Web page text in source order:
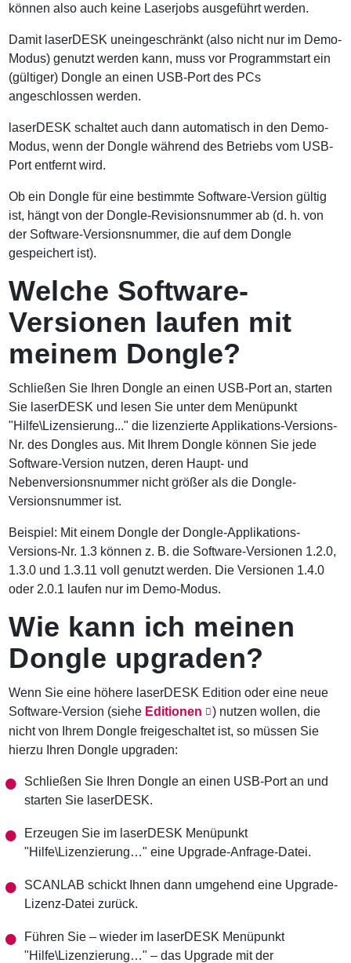
können also auch keine Laserjobs ausgeführt werden.
Damit laserDESK uneingeschränkt (also nicht nur im Demo-
Modus) genutzt werden kann, muss vor Programmstart ein
(gültiger) Dongle an einen USB-Port des PCs
angeschlossen werden.
laserDESK schaltet auch dann automatisch in den Demo-
Modus, wenn der Dongle während des Betriebs vom USB-
Port entfernt wird.
Ob ein Dongle für eine bestimmte Software-Version gültig
ist, hängt von der Dongle-Revisionsnummer ab (d. h. von
der Software-Versionsnummer, die auf dem Dongle
gespeichert ist).
Welche Software-
Versionen laufen mit
meinem Dongle?
Schließen Sie Ihren Dongle an einen USB-Port an, starten
Sie laserDESK und lesen Sie unter dem Menüpunkt
"Hilfe\Lizensierung..." die lizenzierte Applikations-Versions-
Nr. des Dongles aus. Mit Ihrem Dongle können Sie jede
Software-Version nutzen, deren Haupt- und
Nebenversionsnummer nicht größer als die Dongle-
Versionsnummer ist.
Beispiel: Mit einem Dongle der Dongle-Applikations-
Versions-Nr. 1.3 können z. B. die Software-Versionen 1.2.0,
1.3.0 und 1.3.11 voll genutzt werden. Die Versionen 1.4.0
oder 2.0.1 laufen nur im Demo-Modus.
Wie kann ich meinen
Dongle upgraden?
Wenn Sie eine höhere laserDESK Edition oder eine neue
Software-Version (siehe Editionen
) nutzen wollen, die
nicht von Ihrem Dongle freigeschaltet ist, so müssen Sie
hierzu Ihren Dongle upgraden:
Schließen Sie Ihren Dongle an einen USB-Port an und
starten Sie laserDESK.
Erzeugen Sie im laserDESK Menüpunkt
"Hilfe\Lizenzierung…" eine Upgrade-Anfrage-Datei.
SCANLAB schickt Ihnen dann umgehend eine Upgrade-
Lizenz-Datei zurück.
Führen Sie – wieder im laserDESK Menüpunkt
"Hilfe\Lizenzierung…" – das Upgrade mit der